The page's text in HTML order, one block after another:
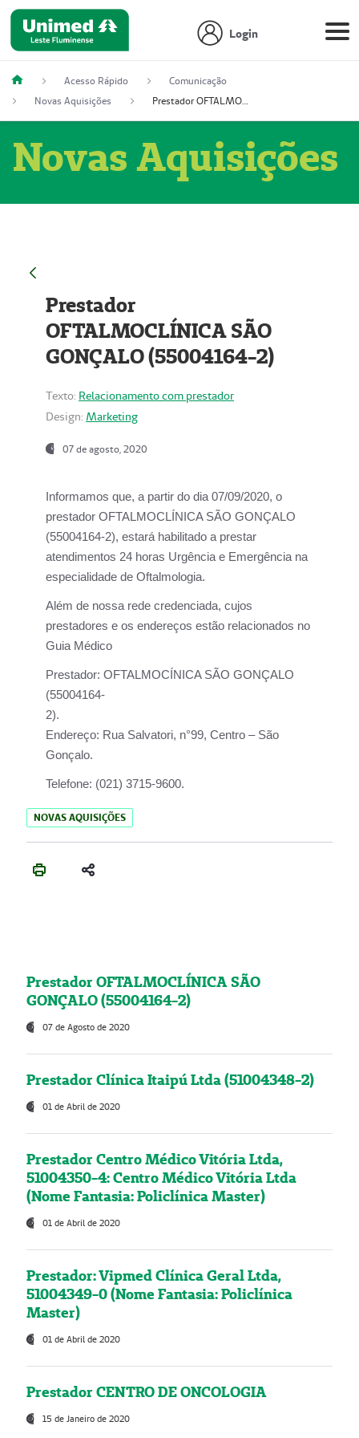
Login
Acesso Rápido
Comunicação
Novas Aquisições
Prestador OFTALMOCLÍNICA SÃO GONÇALO (55004164-2)
Novas Aquisições
Prestador
OFTALMOCLÍNICA SÃO
GONÇALO (55004164-2)
Texto: Relacionamento com prestador
Design: Marketing
07 de agosto, 2020
Informamos que, a partir do dia07/09/2020, o
prestador OFTALMOCLÍNICA SÃO GONÇALO
(55004164-2), estará habilitado a prestar
atendimentos 24 horas Urgência e Emergência na
especialidade de Oftalmologia.
Além de nossa rede credenciada, cujos
prestadores e os endereços estão relacionados no
Guia Médico
Prestador: OFTALMOCÍNICA SÃO GONÇALO
(55004164-
2).
Endereço: Rua Salvatori, n°99, Centro – São
Gonçalo.
Telefone: (021) 3715-9600.
NOVAS AQUISIÇÕES
Prestador OFTALMOCLÍNICA SÃO
GONÇALO (55004164-2)
07 de Agosto de 2020
Prestador Clínica Itaipú Ltda (51004348-2)
01 de Abril de 2020
Prestador Centro Médico Vitória Ltda,
51004350-4: Centro Médico Vitória Ltda
(Nome Fantasia: Policlínica Master)
01 de Abril de 2020
Prestador: Vipmed Clínica Geral Ltda,
51004349-0 (Nome Fantasia: Policlínica
Master)
01 de Abril de 2020
Prestador CENTRO DE ONCOLOGIA
15 de Janeiro de 2020